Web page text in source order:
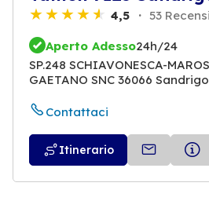
4,5 53
Aperto Adesso24h/24
SP.248 SCHIAVONESCA-
GAETANO SNC 36066 Sandrigo
Contattaci
Itinerario